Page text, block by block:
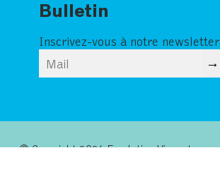
Bulletin
Inscrivez-vous à notre newsletter
→
© Copyright 2026 Fondation Vincent van